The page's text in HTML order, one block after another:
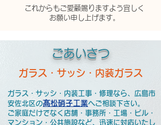
これからもご愛顧賜りますよう宜しく
お願い申し上げます​。
ごあいさつ
ガラス・サッシ・内装ガラス
ガラス・サッシ・内装工事・修理なら、 広島市
安佐北区​の髙松硝子工業へご相談下さい。
ご家庭だけでなく店舗・事務所・工場・ビル・
マンション・公共施設など、迅速に対応いたし